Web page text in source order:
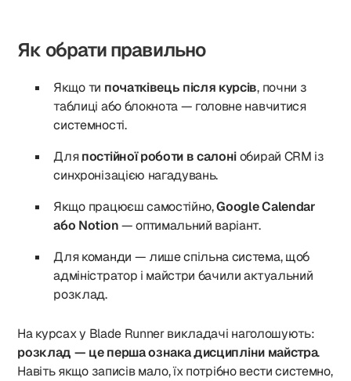
Як обрати правильно
Якщо ти початківець після курсів, почни з
таблиці або блокнота — головне навчитися
системності.
Дляпостійної роботи в салоніобирай CRM із
синхронізацією нагадувань.
Якщо працюєш самостійно,Google Calendar
або Notion— оптимальний варіант.
Для команди — лише спільна система, щоб
адміністратор і майстри бачили актуальний
розклад.
На курсах у Blade Runner викладачі наголошують:
розклад — це перша ознака дисципліни майстра.
Навіть якщо записів мало, їх потрібно вести системно,